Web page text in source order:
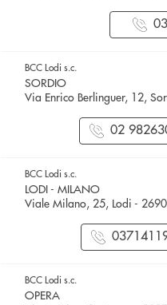
BCC Lodi s.c.
SORDIO
Via Enrico Berlinguer, 12,
02
BCC Lodi s.c.
LODI - MILANO
Viale Milano, 25, Lodi -
BCC Lodi s.c.
OPERA